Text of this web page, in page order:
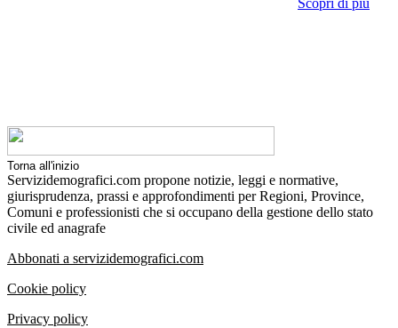
Scopri di più
Torna all'inizio
Servizidemografici.com propone notizie, leggi e normative,
giurisprudenza, prassi e approfondimenti per Regioni, Province,
Comuni e professionisti che si occupano della gestione dello stato
civile ed anagrafe
Abbonati a servizidemografici.com
Cookie policy
Privacy policy